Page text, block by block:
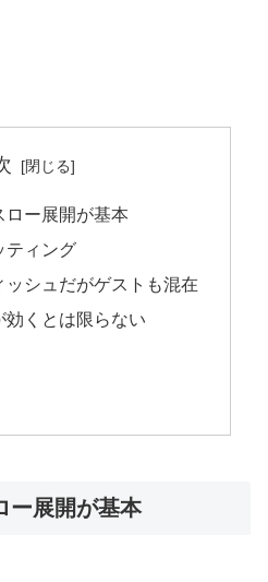
ロー展開が基本
ティング
シュだがゲストも混在
効くとは限らない
ー展開が基本